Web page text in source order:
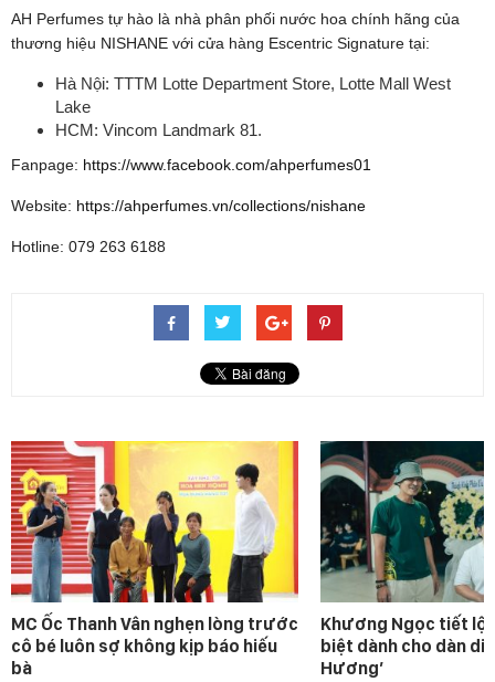
AH Perfumes tự hào là nhà phân phối nước hoa chính hãng của
thương hiệu NISHANE với cửa hàng Escentric Signature tại:
Hà Nội: TTTM Lotte Department Store, Lotte Mall West
Lake
HCM: Vincom Landmark 81.
Fanpage: https://www.facebook.com/ahperfumes01
Website: https://ahperfumes.vn/collections/nishane
Hotline: 079 263 6188
MC Ốc Thanh Vân nghẹn lòng trước
cô bé luôn sợ không kịp báo hiếu
bà
Khương Ngọc tiết lộ
biệt dành cho dàn
Hương’